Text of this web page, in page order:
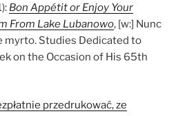
Bon Appétit or Enjoy Your
From Lake Lubanowo, [w:] Nunc
myrto. Studies Dedicated to
on the Occasion of His 65th
przedrukować, ze